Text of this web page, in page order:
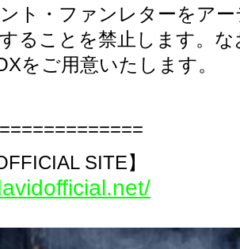
ト・ファンレターをアー
ることを禁止します。
をご用意いたします。
SITE】